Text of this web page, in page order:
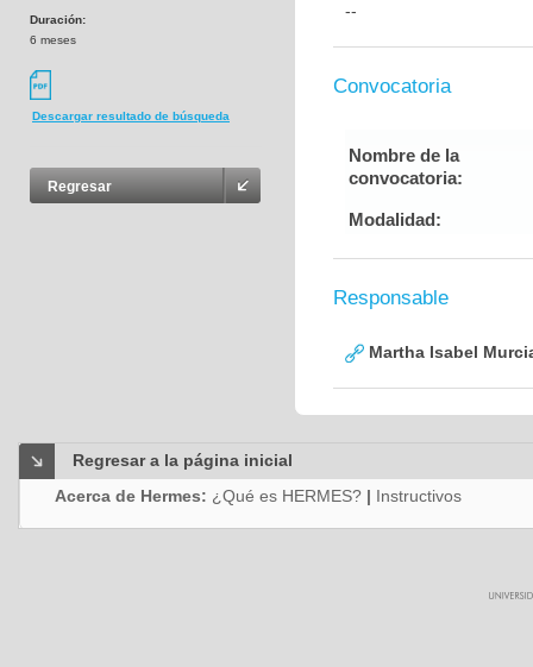
Duración:
6 meses
Descargar resultado de búsqueda
Regresar
--
Convocatoria
Nombre de la
convocatoria:
Modalidad:
Responsable
Martha Isabel
Regresar a la página inicial
Acerca de Hermes: ¿Qué es HERMES? | Instructivos